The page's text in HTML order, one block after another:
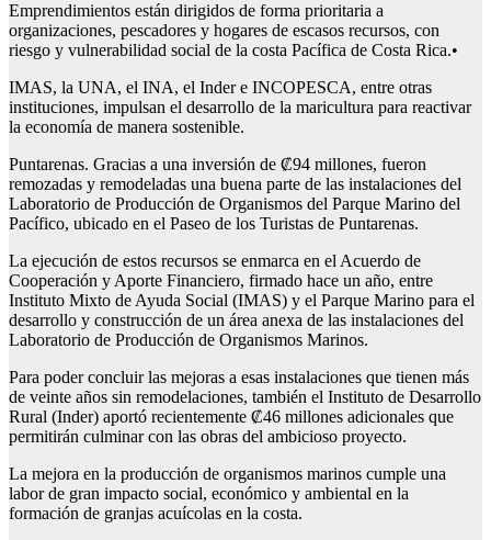
Emprendimientos están dirigidos de forma prioritaria a
organizaciones, pescadores y hogares de escasos recursos, con
riesgo y vulnerabilidad social de la costa Pacífica de Costa Rica.•
IMAS, la UNA, el INA, el Inder e INCOPESCA, entre otras
instituciones, impulsan el desarrollo de la maricultura para reactivar
la economía de manera sostenible.
Puntarenas. Gracias a una inversión de ₡94 millones, fueron
remozadas y remodeladas una buena parte de las instalaciones del
Laboratorio de Producción de Organismos del Parque Marino del
Pacífico, ubicado en el Paseo de los Turistas de Puntarenas.
La ejecución de estos recursos se enmarca en el Acuerdo de
Cooperación y Aporte Financiero, firmado hace un año, entre
Instituto Mixto de Ayuda Social (IMAS) y el Parque Marino para el
desarrollo y construcción de un área anexa de las instalaciones del
Laboratorio de Producción de Organismos Marinos.
Para poder concluir las mejoras a esas instalaciones que tienen más
de veinte años sin remodelaciones, también el Instituto de Desarrollo
Rural (Inder) aportó recientemente ₡46 millones adicionales que
permitirán culminar con las obras del ambicioso proyecto.
La mejora en la producción de organismos marinos cumple una
labor de gran impacto social, económico y ambiental en la
formación de granjas acuícolas en la costa.